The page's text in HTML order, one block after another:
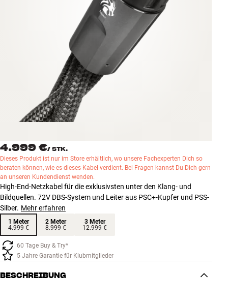
INSPIRATION
MARKEN
NEUHEITEN
ANGEBOTE
Kundendienst
Anmelden
Kundendienst
Bauen mit Klang
4.999 €/ STK.
Dieses Produkt ist nur im Store erhältlich, wo unsere Fachexperten Dich so
beraten können, wie es dieses Kabel verdient. Bei Fragen kannst Du Dich gern
an unseren Kundendienst wenden.
High-End-Netzkabel für die exklusivsten unter den Klang- und
Bildquellen. 72V DBS-System und Leiter aus PSC+-Kupfer und PSS-
Silber. Mehr erfahren
1 Meter
4.999 €
2 Meter
8.999 €
3 Meter
12.999 €
60 Tage Buy & Try*
5 Jahre Garantie für Klubmitglieder
BESCHREIBUNG